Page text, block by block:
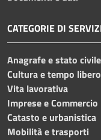
CATEGORIE DI
Anagrafe e stato civile
Cultura e tempo libero
Vita lavorativa
Imprese e Commercio
Catasto e urbanistica
Mobilità e trasporti